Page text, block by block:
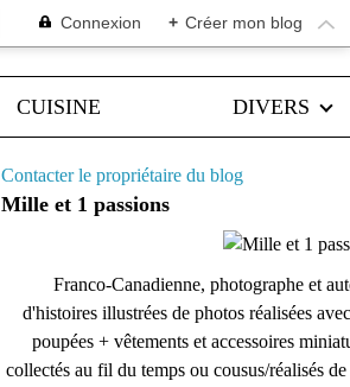
Connexion + Créer mon blog
CUISINE DIVERS
Contacter le propriétaire du blog
Mille et 1 passions
Franco-Canadienne, photographe et
d'histoires illustrées de photos réalisées
poupées + vêtements et accessoires
collectés au fil du temps ou cousus/réalisés de